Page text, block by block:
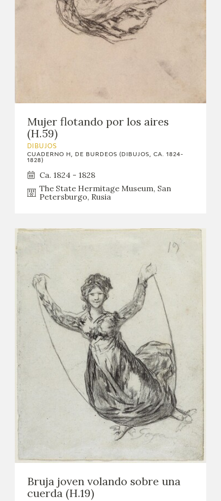
Mujer flotando por los aires
(H.59)
DIBUJOS
CUADERNO H, DE BURDEOS (DIBUJOS, CA. 1824-
1828)
Ca. 1824 - 1828
The State Hermitage Museum, San
Petersburgo, Rusia
Bruja joven volando sobre una
cuerda (H.19)